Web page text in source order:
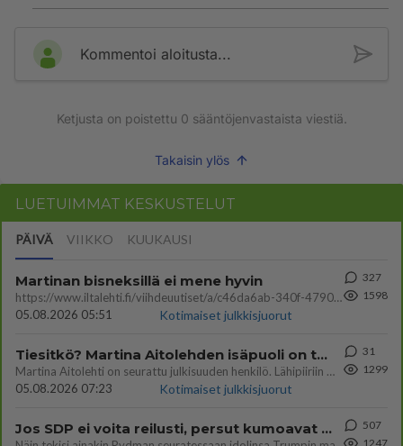
Kommentoi aloitusta...
Ketjusta on poistettu 0 sääntöjenvastaista viestiä.
Takaisin ylös
LUETUIMMAT KESKUSTELUT
PÄIVÄ VIIKKO KUUKAUSI
Martinan bisneksillä ei mene hyvin
https://www.iltalehti.fi/viihdeuutiset/a/c46da6ab-340f-4790-aaa7-0865eed2336 Yrityksen konkurssihakemus on tullut kärä
05.08.2026 05:51
Kotimaiset julkkisjuorut
327
1598
Tiesitkö? Martina Aitolehden isäpuoli on tämä suosittu laulaja
Martina Aitolehti on seurattu julkisuuden henkilö. Lähipiiriin mahtuu muitakin tunnettuja henkilöitä. Tiesitkö, että Ma
05.08.2026 07:23
Kotimaiset julkkisjuorut
31
1299
Jos SDP ei voita reilusti, persut kumoavat demokratian Suomesta
507
1247